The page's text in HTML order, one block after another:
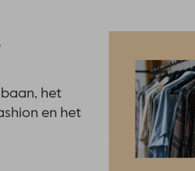
het
en het